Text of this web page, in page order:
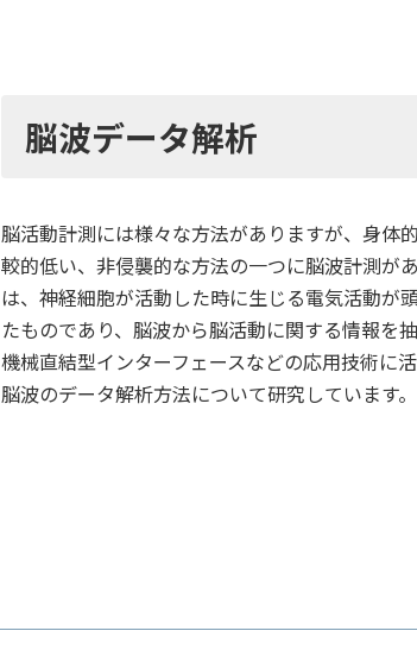
脳波データ解析
脳活動計測には様々な方法がありますが、身体
較的低い、非侵襲的な方法の一つに脳波計測が
は、神経細胞が活動した時に生じる電気活動が
たものであり、脳波から脳活動に関する情報を
機械直結型インターフェースなどの応用技術に活
脳波のデータ解析方法について研究しています。